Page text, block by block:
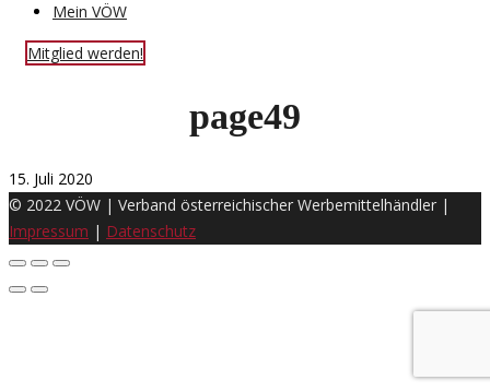
Mein VÖW
Mitglied werden!
page49
15. Juli 2020
© 2022 VÖW | Verband österreichischer Werbemittelhändler |
Impressum | Datenschutz